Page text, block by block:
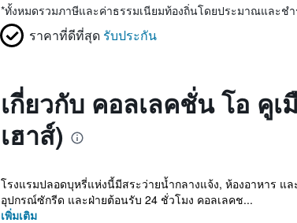
*ทั้งหมดรวมภาษีและค่าธรรมเนียมท้องถิ่นโดยประมาณและชำ
ราคาที่ดีที่สุด รับประกัน
เกี่ยวกับ คอลเลคชั่น โอ คู
เฮาส์)
โรงแรมปลอดบุหรี่แห่งนี้มีสระว่ายน้ำกลางแจ้ง, ห้องอาหาร
อุปกรณ์ซักรีด และฝ่ายต้อนรับ 24 ชั่วโมง คอลเลคช...
เพิ่มเติม